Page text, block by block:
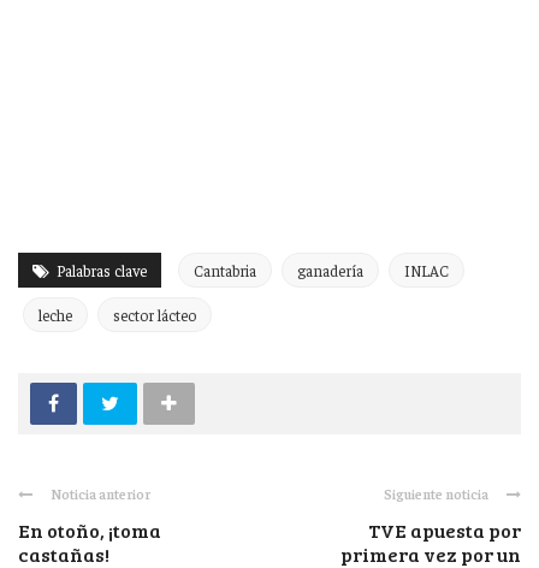
Palabras clave Cantabria ganadería INLAC
leche sector lácteo
Noticia anterior
En otoño, ¡toma
castañas!
Siguiente noticia
TVE apuesta por
primera vez por un